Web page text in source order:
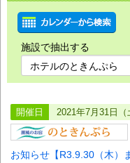
施設で抽出する
開催日 2021年7月31日（
お知らせ【R3.9.30（木）